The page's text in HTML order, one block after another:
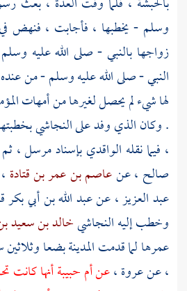
وسلم - يخطبها ، فأجابت ، فنهض
زواجها بالنبي - صلى الله عليه
النبي - صلى الله عليه وسلم - من
لها شيء لم يحصل لغيرها من أمهات
. وكان الذي وفد علىالنجاشي
، فيما نقله الواقديبإسناد مرسل ،
صالح ، عنعاصم بن عمر بن قتادة
عبد العزيز، عنعبد الله بن أبي بكر
وخطب إليهالنجاشيخالد بن سعيد
عمرها لما قدمتالمدينةبضعا
، عنعروة،عنأم حبيبةأنها كانت